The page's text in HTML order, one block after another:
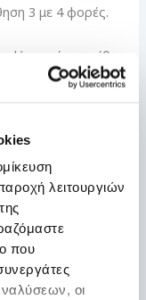
λειτουργιών
που
οι
3 με 4 φορές.
με ήπια μέθη,
Είναι μια απλή
για να
τότε
με το σπέρμα
που θα